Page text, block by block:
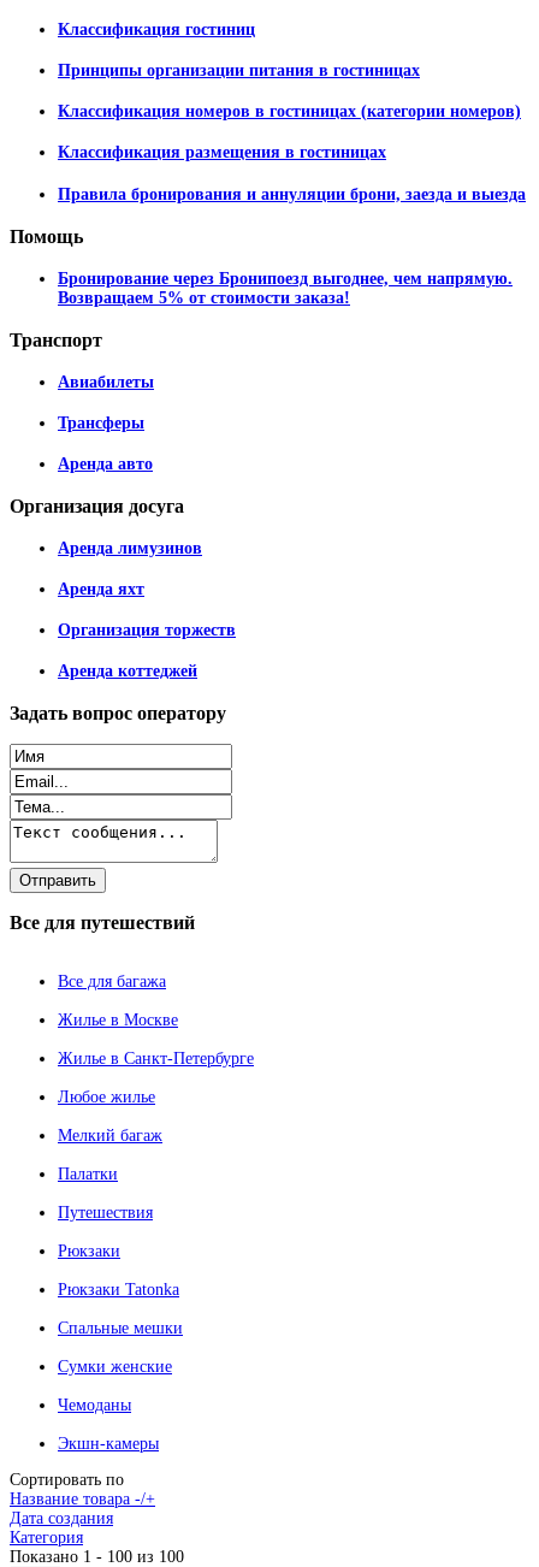
Классификация гостиниц
Принципы организации питания в гостиницах
Классификация номеров в гостиницах (категории номеров)
Классификация размещения в гостиницах
Правила бронирования и аннуляции брони, заезда и выезда
Помощь
Бронирование через Бронипоезд выгоднее, чем напрямую.
Возвращаем 5% от стоимости заказа!
Транспорт
Авиабилеты
Трансферы
Аренда авто
Организация досуга
Аренда лимузинов
Аренда яхт
Организация торжеств
Аренда коттеджей
Задать вопрос оператору
Все для путешествий
Все для багажа
Жилье в Москве
Жилье в Санкт-Петербурге
Любое жилье
Мелкий багаж
Палатки
Путешествия
Рюкзаки
Рюкзаки Tatonka
Спальные мешки
Сумки женские
Чемоданы
Экшн-камеры
Сортировать по
Название товара -/+
Дата создания
Категория
Показано 1 - 100 из 100